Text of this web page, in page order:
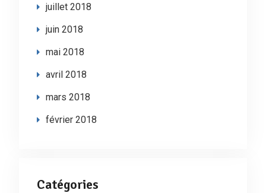
juillet 2018
juin 2018
mai 2018
avril 2018
mars 2018
février 2018
Catégories